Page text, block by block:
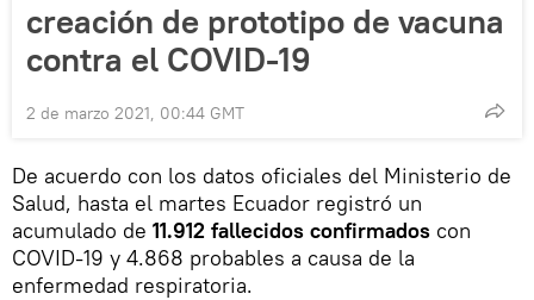
creación de prototipo de vacuna
contra el COVID-19
2 de marzo 2021, 00:44 GMT
De acuerdo con los datos oficiales del Ministerio de
Salud, hasta el martes Ecuador registró un
acumulado de 11.912 fallecidos confirmados con
COVID-19 y 4.868 probables a causa de la
enfermedad respiratoria.